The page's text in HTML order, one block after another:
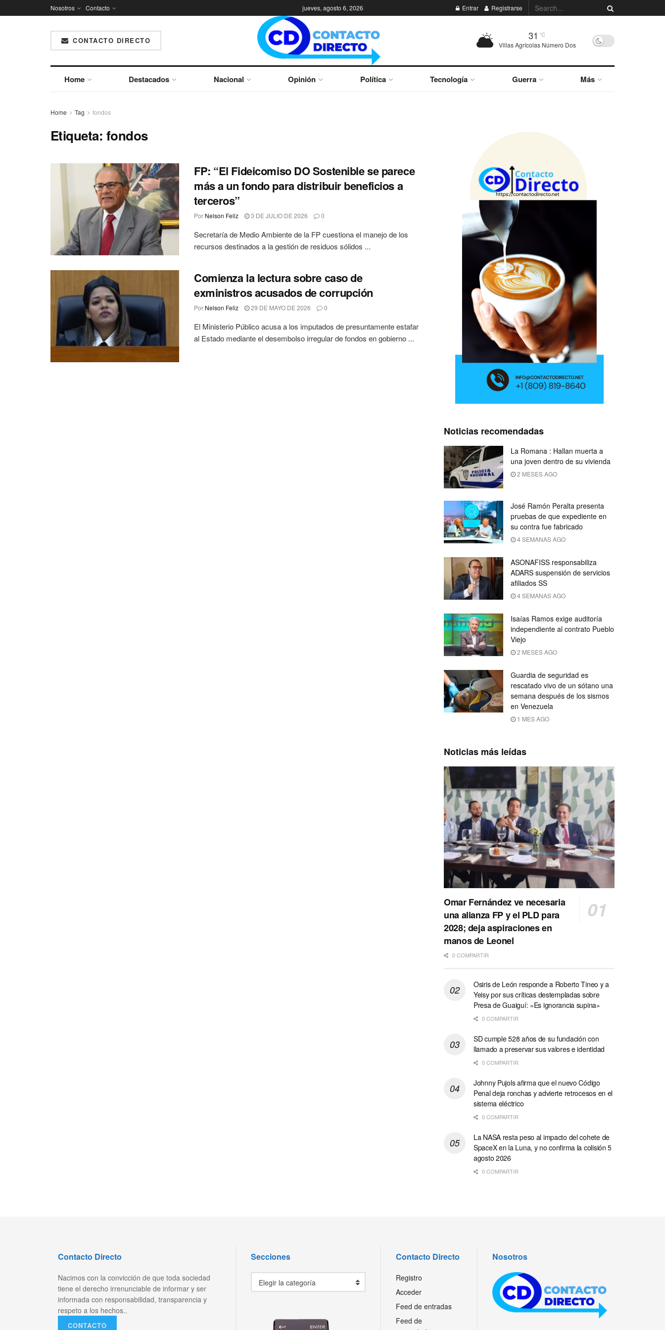
Nosotros Contacto jueves, agosto 6, 2026 Entrar Registrarse
CONTACTO DIRECTO 31 °C
Villas Agrícolas Número Dos
Home Destacados Nacional Opinión Política Tecnología Guerra Más
Home Tag fondos
Etiqueta: fondos
FP: “El Fideicomiso DO Sostenible se parece
más a un fondo para distribuir beneficios a
terceros”
Por Nelson Feliz 3 DE JULIO DE 2026 0
Secretaría de Medio Ambiente de la FP cuestiona el manejo de los
recursos destinados a la gestión de residuos sólidos ...
Comienza la lectura sobre caso de
exministros acusados de corrupción
Por Nelson Feliz 29 DE MAYO DE 2026 0
El Ministerio Público acusa a los imputados de presuntamente estafar
al Estado mediante el desembolso irregular de fondos en gobierno ...
Noticias recomendadas
La Romana : Hallan muerta a
una joven dentro de su vivienda
2 MESES AGO
José Ramón Peralta presenta
pruebas de que expediente en
su contra fue fabricado
4 SEMANAS AGO
ASONAFISS responsabiliza
ADARS suspensión de servicios
afiliados SS
4 SEMANAS AGO
Isaías Ramos exige auditoría
independiente al contrato Pueblo
Viejo
2 MESES AGO
Guardia de seguridad es
rescatado vivo de un sótano una
semana después de los sismos
en Venezuela
1 MES AGO
Noticias más leídas
Omar Fernández ve necesaria
una alianza FP y el PLD para
2028; deja aspiraciones en
manos de Leonel
0 COMPARTIR
Osiris de León responde a Roberto Tineo y a
Yeisy por sus críticas destempladas sobre
Presa de Guaiguí: «Es ignorancia supina»
0 COMPARTIR
SD cumple 528 años de su fundación con
llamado a preservar sus valores e identidad
0 COMPARTIR
Johnny Pujols afirma que el nuevo Código
Penal deja ronchas y advierte retrocesos en el
sistema eléctrico
0 COMPARTIR
La NASA resta peso al impacto del cohete de
SpaceX en la Luna, y no confirma la colisión 5
agosto 2026
0 COMPARTIR
Contacto Directo
Nacimos con la convicción de que toda sociedad
tiene el derecho irrenunciable de informar y ser
informada con responsabilidad, transparencia y
respeto a los hechos..
CONTACTO
Secciones
Elegir la categoría
Contacto Directo
Registro
Acceder
Feed de entradas
Feed de
Nosotros